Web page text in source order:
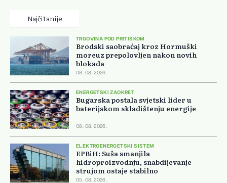
Najčitanije
TRGOVINA POD PRITISKOM
Brodski saobraćaj kroz Hormuški
moreuz prepolovljen nakon novih
blokada
08. 08. 2026.
ENERGETSKI ZAOKRET
Bugarska postala svjetski lider u
baterijskom skladištenju energije
08. 08. 2026.
ELEKTROENERGETSKI SISTEM
EPBiH: Suša smanjila
hidroproizvodnju, snabdijevanje
strujom ostaje stabilno
05. 08. 2026.